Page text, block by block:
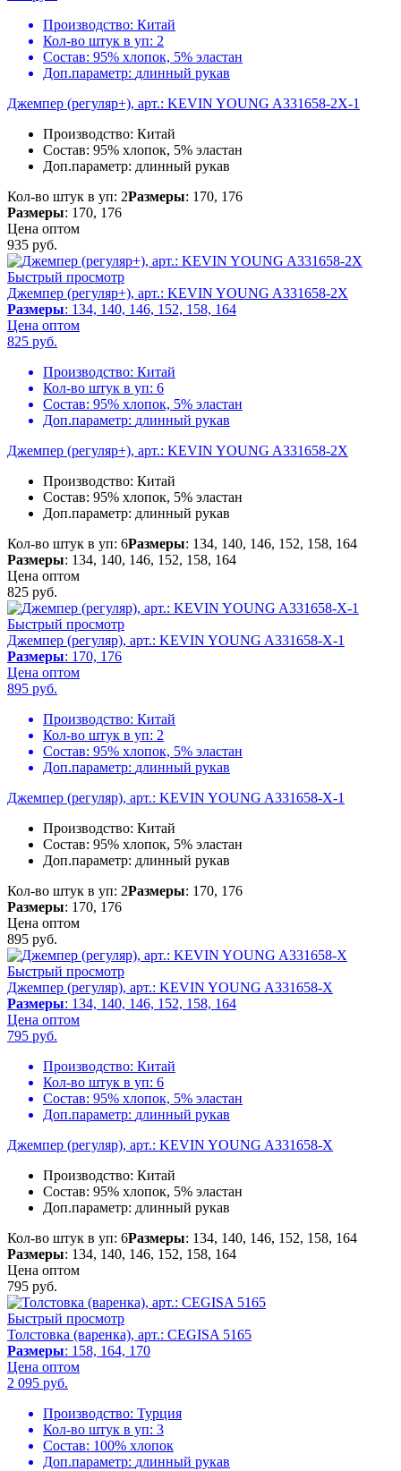
Производство: Китай
Кол-во штук в уп: 2
Состав: 95% хлопок, 5% эластан
Доп.параметр: длинный рукав
Джемпер (регуляр+), арт.: KEVIN YOUNG A331658-2X-1
Производство: Китай
Состав: 95% хлопок, 5% эластан
Доп.параметр: длинный рукав
Кол-во штук в уп: 2Размеры: 170, 176
Размеры: 170, 176
Цена оптом
935 руб.
Быстрый просмотр
Джемпер (регуляр+), арт.: KEVIN YOUNG A331658-2X
Размеры: 134, 140, 146, 152, 158, 164
Цена оптом
825 руб.
Производство: Китай
Кол-во штук в уп: 6
Состав: 95% хлопок, 5% эластан
Доп.параметр: длинный рукав
Джемпер (регуляр+), арт.: KEVIN YOUNG A331658-2X
Производство: Китай
Состав: 95% хлопок, 5% эластан
Доп.параметр: длинный рукав
Кол-во штук в уп: 6Размеры: 134, 140, 146, 152, 158, 164
Размеры: 134, 140, 146, 152, 158, 164
Цена оптом
825 руб.
Быстрый просмотр
Джемпер (регуляр), арт.: KEVIN YOUNG A331658-X-1
Размеры: 170, 176
Цена оптом
895 руб.
Производство: Китай
Кол-во штук в уп: 2
Состав: 95% хлопок, 5% эластан
Доп.параметр: длинный рукав
Джемпер (регуляр), арт.: KEVIN YOUNG A331658-X-1
Производство: Китай
Состав: 95% хлопок, 5% эластан
Доп.параметр: длинный рукав
Кол-во штук в уп: 2Размеры: 170, 176
Размеры: 170, 176
Цена оптом
895 руб.
Быстрый просмотр
Джемпер (регуляр), арт.: KEVIN YOUNG A331658-X
Размеры: 134, 140, 146, 152, 158, 164
Цена оптом
795 руб.
Производство: Китай
Кол-во штук в уп: 6
Состав: 95% хлопок, 5% эластан
Доп.параметр: длинный рукав
Джемпер (регуляр), арт.: KEVIN YOUNG A331658-X
Производство: Китай
Состав: 95% хлопок, 5% эластан
Доп.параметр: длинный рукав
Кол-во штук в уп: 6Размеры: 134, 140, 146, 152, 158, 164
Размеры: 134, 140, 146, 152, 158, 164
Цена оптом
795 руб.
Быстрый просмотр
Толстовка (варенка), арт.: CEGISA 5165
Размеры: 158, 164, 170
Цена оптом
2 095 руб.
Производство: Турция
Кол-во штук в уп: 3
Состав: 100% хлопок
Доп.параметр: длинный рукав